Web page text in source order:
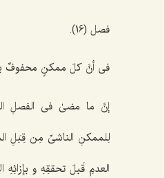
فصل (16).
فی أنَّ کلَ ممکنٍ محفوفٌ
إنَّ ما مضىٰ فی الفصلِ
لِلممکنِ الناشیِّ مِن قِبَلِ
العدمِ قَبلَ تحققِهِ و بإزائِهِ